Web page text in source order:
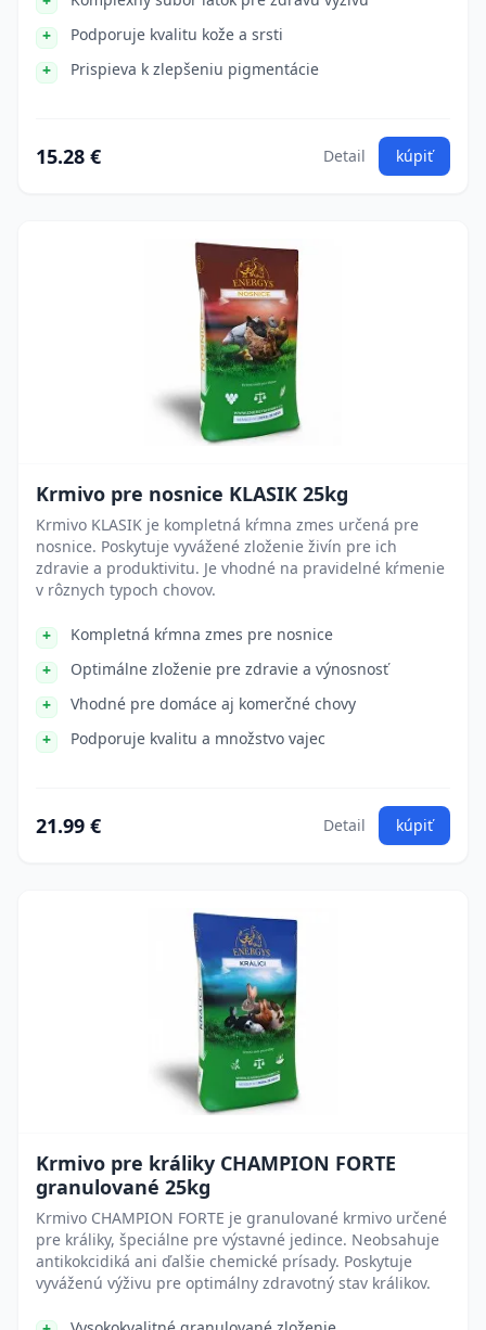
Podporuje kvalitu kože a srsti
Prispieva k zlepšeniu pigmentácie
15.28 € Detail kúpiť
Krmivo pre nosnice KLASIK 25kg
Krmivo KLASIK je kompletná kŕmna zmes určená pre
nosnice. Poskytuje vyvážené zloženie živín pre ich
zdravie a produktivitu. Je vhodné na pravidelné kŕmenie
v rôznych typoch chovov.
Kompletná kŕmna zmes pre nosnice
Optimálne zloženie pre zdravie a výnosnosť
Vhodné pre domáce aj komerčné chovy
Podporuje kvalitu a množstvo vajec
21.99 € Detail kúpiť
Krmivo pre králiky CHAMPION FORTE
granulované 25kg
Krmivo CHAMPION FORTE je granulované krmivo určené
pre králiky, špeciálne pre výstavné jedince. Neobsahuje
antikokcidiká ani ďalšie chemické prísady. Poskytuje
vyváženú výživu pre optimálny zdravotný stav králikov.